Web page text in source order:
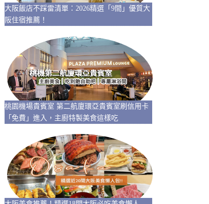
大阪飯店不踩雷清單：2026精選「9間」優質大
阪住宿推薦！
桃園機場貴賓室 第二航廈環亞貴賓室刷信用卡
「免費」進入，主廚特製美食這樣吃